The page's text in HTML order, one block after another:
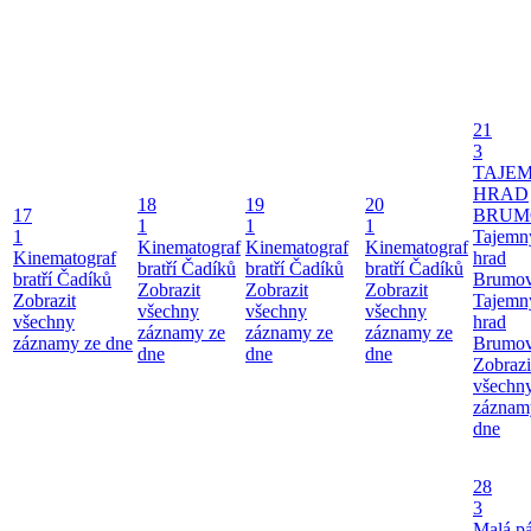
17
1
Kinematograf
bratří Čadíků
Zobrazit
všechny
záznamy ze dne
18
1
Kinematograf
bratří Čadíků
Zobrazit
všechny
záznamy ze
dne
19
1
Kinematograf
bratří Čadíků
Zobrazit
všechny
záznamy ze
dne
20
1
Kinematograf
bratří Čadíků
Zobrazit
všechny
záznamy ze
dne
21
3
HRAD
hrad
hrad
dne
28
3